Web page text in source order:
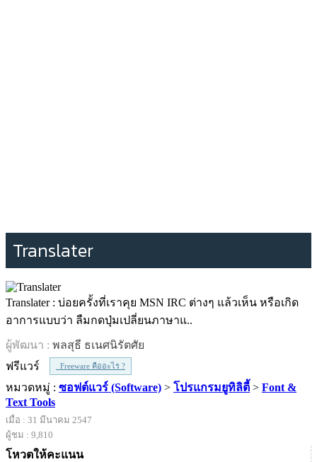
Translater
Translater : บ่อยครั้งที่เราคุย MSN IRC ต่างๆ แล้วเห็น หรือเกิด
อาการแบบว่า ลืมกดปุ่มเปลี่ยนภาษาแ..
ผู้พัฒนา : พลสุธี ธเนศนิรัตศัย
ฟรีแวร์
Freeware คืออะไร ?
หมวดหมู่ : ซอฟต์แวร์ (Software) > โปรแกรมยูทิลิตี้ > Font &
Text Tools
เมื่อ : 31 มีนาคม 2547
ผู้ชม : 9,810
โหวตให้คะแนน